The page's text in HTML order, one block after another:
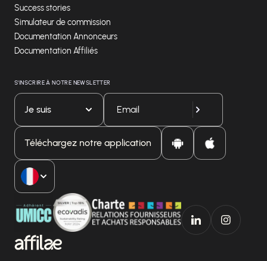
Success stories
Simulateur de commission
Documentation Annonceurs
Documentation Affiliés
S'INSCRIRE À NOTRE NEWSLETTER
Je suis
Téléchargez notre application